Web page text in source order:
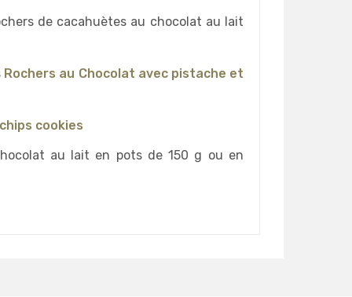
de cacahuètes au chocolat au lait
Rochers au Chocolat avec pistache et
cookies
au lait en pots de 150 g ou en